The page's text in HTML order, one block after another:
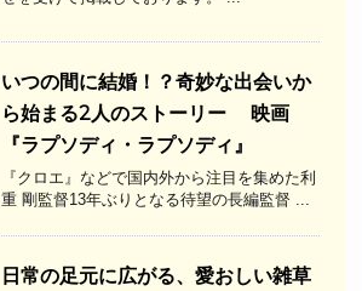
いつの間に結婚！？奇妙な出会いか
ら始まる2人のストーリー 映画
『ラプソディ・ラプソディ』
『クロエ』などで国内外から注目を集めた利
重 剛監督13年ぶりとなる待望の長編監督 ...
日常の足元に広がる、愛おしい雑草